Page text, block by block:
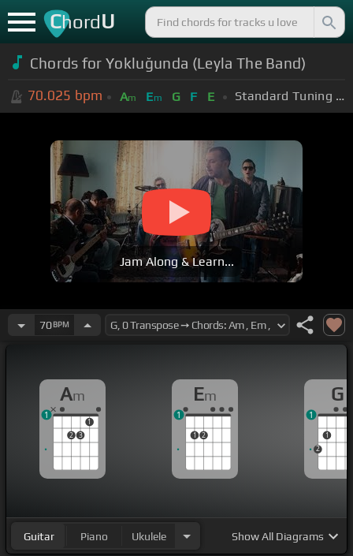
ChordU
Chords for Yokluğunda (Leyla The Band)
70.025 bpm Am Em G F E Standard Tuning (EADGBE)
Jam Along & Learn...
70BPM
Am
2 3
1
1
Em
1 2
1
G
2
1
1
Guitar Piano Ukulele ShowAll Diagrams